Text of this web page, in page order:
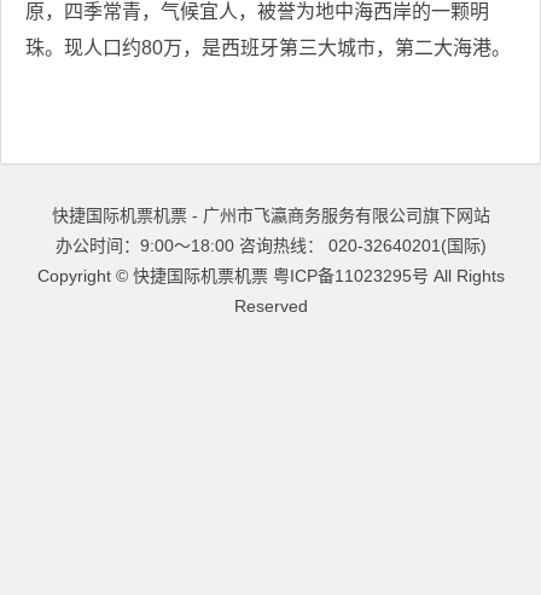
原，四季常青，气候宜人，被誉为地中海西岸的一颗明
珠。现人口约80万，是西班牙第三大城市，第二大海港。
快捷国际机票机票 - 广州市飞瀛商务服务有限公司旗下网站
办公时间：9:00～18:00 咨询热线： 020-32640201(国际)
Copyright © 快捷国际机票机票 粤ICP备11023295号 All Rights
Reserved